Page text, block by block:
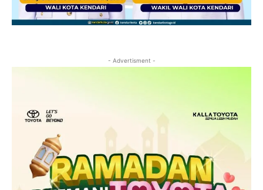
- Advertisment -